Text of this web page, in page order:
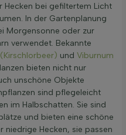
Hecken bei gefiltertem Licht
In der Gartenplanung
Morgensonne oder zur
verwendet. Bekannte
und Viburnum
bieten nicht nur
unschöne Objekte
sind pflegeleicht
im Halbschatten. Sie sind
und bieten eine schöne
niedrige Hecken, sie passen